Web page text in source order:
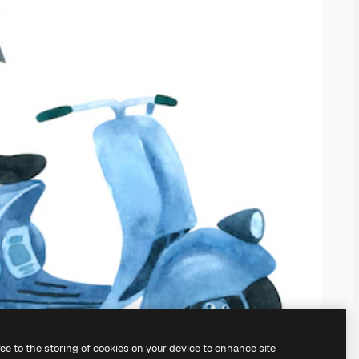
to the storing of cookies on your device to enhance site